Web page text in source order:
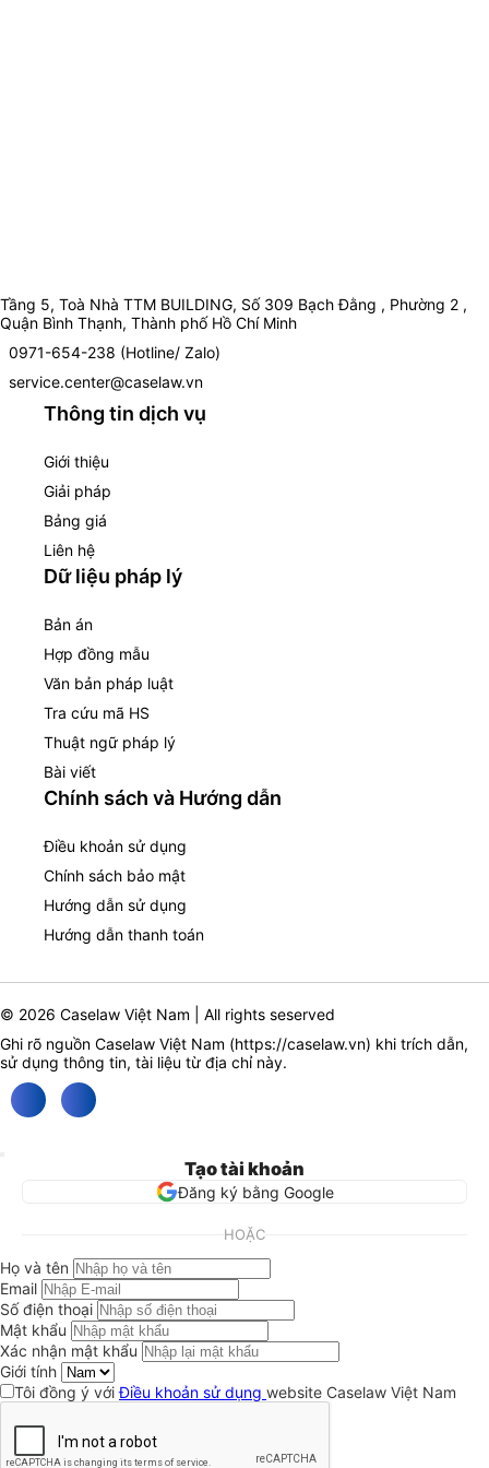
Tầng 5, Toà Nhà TTM BUILDING, Số 309 Bạch Đằng , Phường 2 ,
Quận Bình Thạnh, Thành phố Hồ Chí Minh
0971-654-238 (Hotline/ Zalo)
service.center@caselaw.vn
Thông tin dịch vụ
Giới thiệu
Giải pháp
Bảng giá
Liên hệ
Dữ liệu pháp lý
Bản án
Hợp đồng mẫu
Văn bản pháp luật
Tra cứu mã HS
Thuật ngữ pháp lý
Bài viết
Chính sách và Hướng dẫn
Điều khoản sử dụng
Chính sách bảo mật
Hướng dẫn sử dụng
Hướng dẫn thanh toán
© 2026 Caselaw Việt Nam | All rights seserved
Ghi rõ nguồn Caselaw Việt Nam (https://caselaw.vn) khi trích dẫn,
sử dụng thông tin, tài liệu từ địa chỉ này.
Tạo tài khoản
Đăng ký bằng Google
HOẶC
Họ và tên
Email
Số điện thoại
Mật khẩu
Xác nhận mật khẩu
Giới tính
Tôi đồng ý vớiĐiều khoản sử dụng website Caselaw Việt Nam